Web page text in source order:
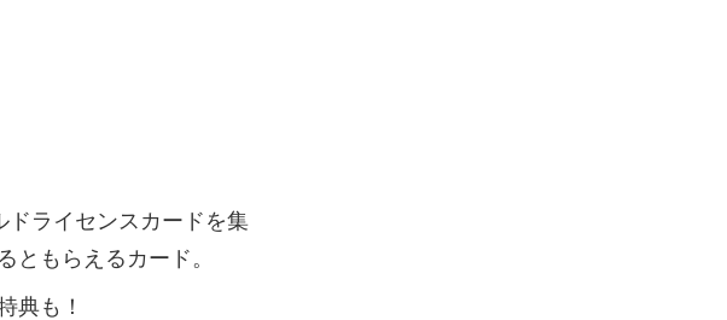
ドライセンスカードを集
ともらえるカード。
典も！